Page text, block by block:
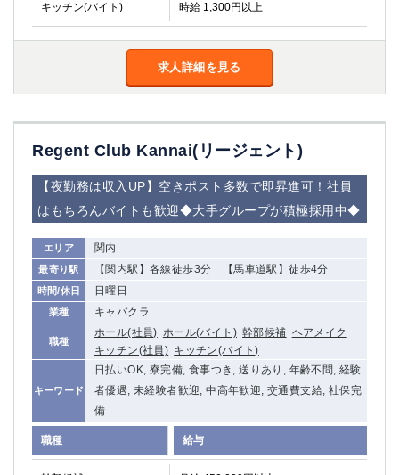
キッチン(バイト) 時給 1,300円以上
求人詳細を見る
Regent Club Kannai(リージェント)
【夜勤務は収入UP】空きポスト多数で即昇進可！社員
はもちろんバイトも歓迎◆大手グループが積極採用中◆
エリア 関内
最寄り駅 【関内駅】各線徒歩3分 【馬車道駅】徒歩4分
時間/休日 日曜日
業種 キャバクラ
職種
ホール(社員) ホール(バイト) 幹部候補 ヘアメイク
キッチン(社員) キッチン(バイト)
キーワード
日払いOK, 寮完備, 食事つき, 送りあり, 年齢不問, 経験
者優遇, 未経験者歓迎, 中高年歓迎, 交通費支給, 社保完
備
職種 給与
土浦 ひたち野うしく
高崎 館林
該当求人 0件 選択した内容で設定